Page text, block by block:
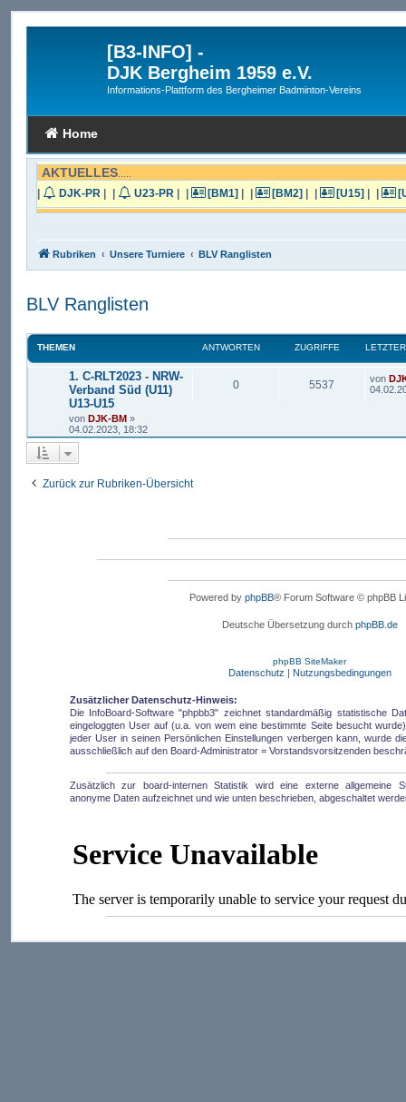
[B3-INFO] -
DJK Bergheim 1959 e.V.
Informations-Plattform des Bergheimer Badminton-Vereins
Home
AKTUELLES
| DJK-PR | | U23-PR | | [BM1] | | [BM2] | | [U15] | |
Rubriken Unsere Turniere BLV Ranglisten
BLV Ranglisten
THEMEN ANTWORTEN ZUGRIFFE
1. C-RLT2023 - NRW-
Verband Süd (U11)
U13-U15
von DJK-BM »
04.02.2023, 18:32
0 5537 von
Zurück zur Rubriken-Übersicht
Powered by phpBB® Forum Software © phpBB
Deutsche Übersetzung durch phpBB.de
phpBB SiteMaker
Datenschutz | Nutzungsbedingungen
Zusätzlicher Datenschutz-Hinweis:
Die InfoBoard-Software "phpbb3" zeichnet standardmäßig statistische
eingeloggten User auf (u.a. von wem eine bestimmte Seite besucht
jeder User in seinen Persönlichen Einstellungen verbergen kann, wurde
ausschließlich auf den Board-Administrator = Vorstandsvorsitzenden
Zusätzlich zur board-internen Statistik wird eine externe allgemeine
anonyme Daten aufzeichnet und wie unten beschrieben, abgeschaltet